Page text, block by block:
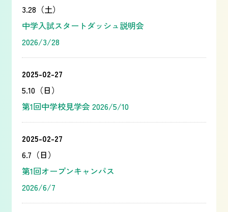
3.28（土）
中学入試スタートダッシュ説明会
2026/3/28
2025-02-27
5.10（日）
第1回中学校見学会 2026/5/10
2025-02-27
6.7（日）
第1回オープンキャンパス
2026/6/7